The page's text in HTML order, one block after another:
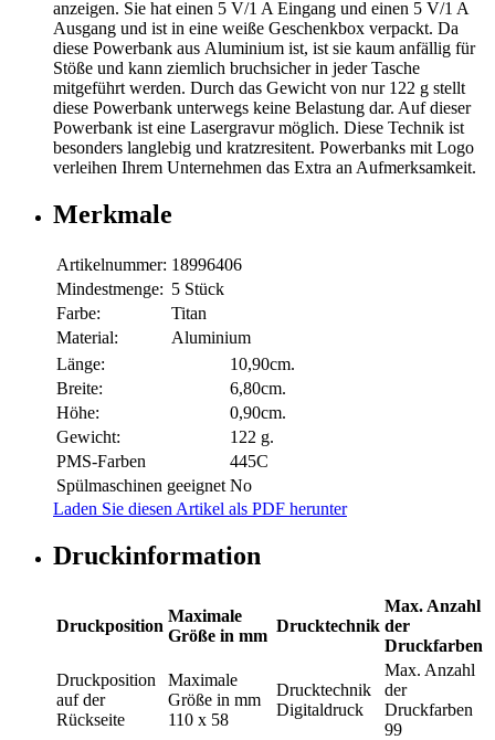
anzeigen. Sie hat einen 5 V/1 A Eingang und einen 5 V/1 A
Ausgang und ist in eine weiße Geschenkbox verpackt. Da
diese Powerbank aus Aluminium ist, ist sie kaum anfällig für
Stöße und kann ziemlich bruchsicher in jeder Tasche
mitgeführt werden. Durch das Gewicht von nur 122 g stellt
diese Powerbank unterwegs keine Belastung dar. Auf dieser
Powerbank ist eine Lasergravur möglich. Diese Technik ist
besonders langlebig und kratzresitent. Powerbanks mit Logo
verleihen Ihrem Unternehmen das Extra an Aufmerksamkeit.
Merkmale
Artikelnummer: 18996406
Mindestmenge: 5 Stück
Farbe:
Titan
Material:
Aluminium
Länge:
10,90cm.
Breite:
6,80cm.
Höhe:
0,90cm.
Gewicht:
122 g.
PMS-Farben
445C
Spülmaschinen geeignet No
Laden Sie diesen Artikel als PDF herunter
Druckinformation
Druckposition
Maximale
Größe in mm
Drucktechnik
Max. Anzahl
der
Druckfarben
Druckposition
auf der
Rückseite
Maximale
Größe in mm
110 x 58
Drucktechnik
Digitaldruck
Max. Anzahl
der
Druckfarben
99